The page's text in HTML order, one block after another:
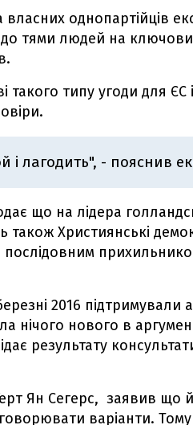
однопартійців
тями людей на
такого типу угоди для ЄС
і лагодить", - пояснив
що на лідера
також Християнські
послідовним
2016 підтримували
нічого нового в
результату
Ян Сегерс, заявив що
варіанти.